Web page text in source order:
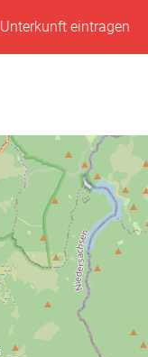
Unterkunft eintragen